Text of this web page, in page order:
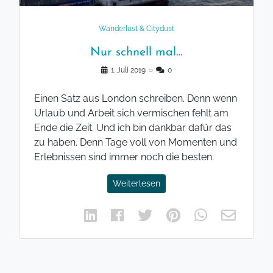
Wanderlust & Citydust
Nur schnell mal…
1. Juli 2019 ◌ 0
Einen Satz aus London schreiben. Denn wenn
Urlaub und Arbeit sich vermischen fehlt am
Ende die Zeit. Und ich bin dankbar dafür das
zu haben. Denn Tage voll von Momenten und
Erlebnissen sind immer noch die besten.
Weiterlesen